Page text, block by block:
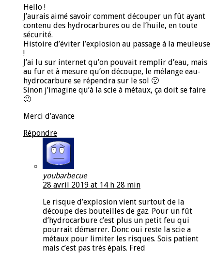
Hello !
J’aurais aimé savoir comment découper un fût ayant
contenu des hydrocarbures ou de l’huile, en toute
sécurité.
Histoire d’éviter l’explosion au passage à la meuleuse
!
J’ai lu sur internet qu’on pouvait remplir d’eau, mais
au fur et à mesure qu’on découpe, le mélange eau-
hydrocarbure se répendra sur le sol 🙁
Sinon j’imagine qu’à la scie à métaux, ça doit se faire
🙂
Merci d’avance
Répondre
youbarbecue
28 avril 2019 at 14 h 28 min
Le risque d’explosion vient surtout de la
découpe des bouteilles de gaz. Pour un fût
d’hydrocarbure c’est plus un petit feu qui
pourrait démarrer. Donc oui reste la scie a
métaux pour limiter les risques. Sois patient
mais c’est pas très épais. Fred